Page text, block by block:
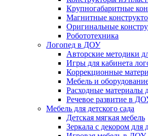
Крупногабаритные
Магнитные
Оригинальные
Робототехника
Логопед в ДОУ
Авторские методики
Игры для кабинета
Коррекционные
Мебель и
Расходные материалы
Речевое развитие в
Мебель для детского сада
Детская мягкая мебель
Зеркала с декором для